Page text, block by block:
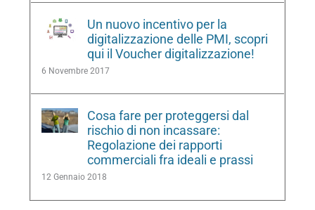
Un nuovo incentivo per la
digitalizzazione delle PMI, scopri
qui il Voucher digitalizzazione!
6 Novembre 2017
Cosa fare per proteggersi dal
rischio di non incassare:
Regolazione dei rapporti
commerciali fra ideali e prassi
12 Gennaio 2018